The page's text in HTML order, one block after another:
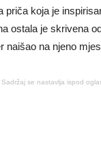
priča koja je
ostala je skrivena
naišao na njeno
Sadržaj se nastavlja ispod